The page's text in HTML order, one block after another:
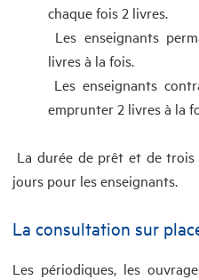
chaque fois 2 livres.
Les enseignants
livres à la fois.
Les enseignants
emprunter 2 livres à la
La durée de prêt et de
jours pour les enseignants.
La consultation sur
Les périodiques, les